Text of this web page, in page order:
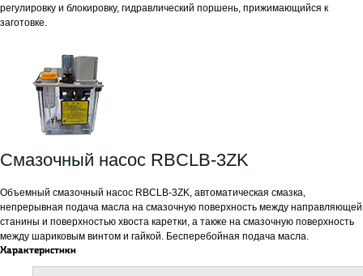
регулировку и блокировку, гидравлический поршень, прижимающийся к
заготовке.
Смазочный насос RBCLB-3ZK
Объемный смазочный насос RBCLB-3ZK, автоматическая смазка,
непрерывная подача масла на смазочную поверхность между направляющей
станины и поверхностью хвоста каретки, а также на смазочную поверхность
между шариковым винтом и гайкой. Бесперебойная подача масла.
Характеристики